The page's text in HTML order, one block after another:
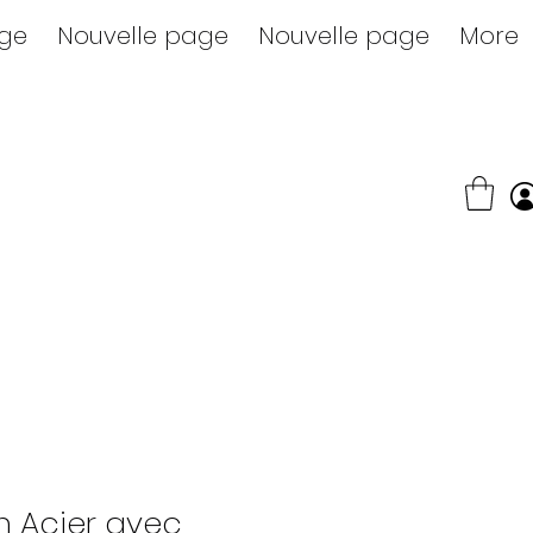
Nouvelle page Nouvelle page More
Acier avec